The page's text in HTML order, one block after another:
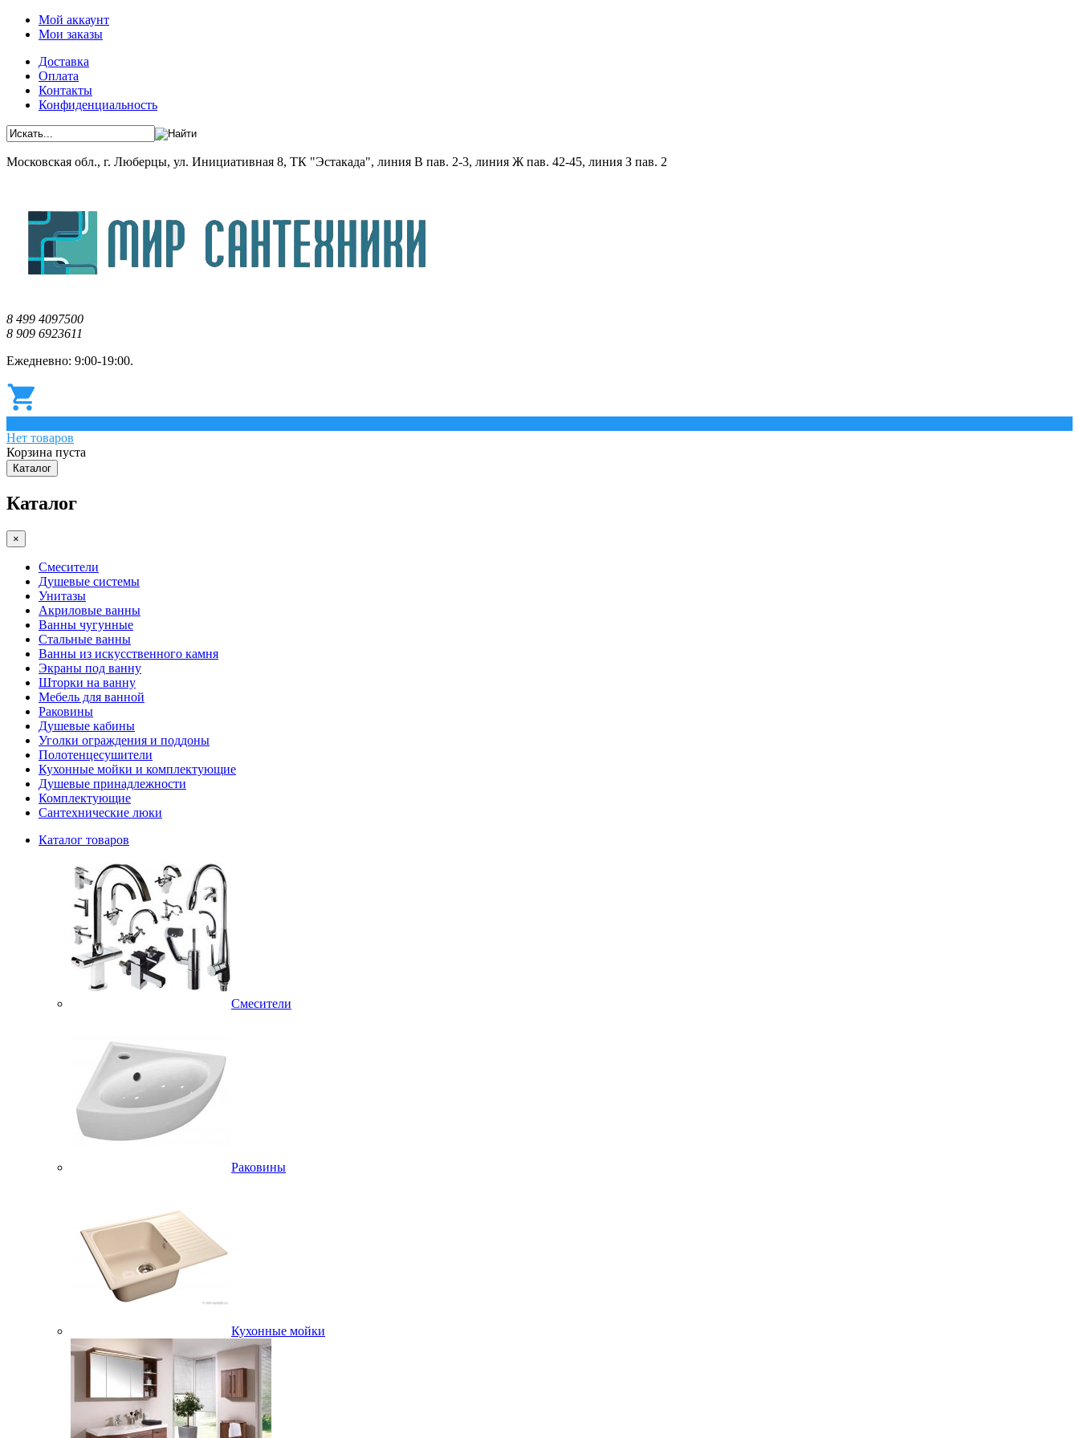
Мой аккаунт
Мои заказы
Доставка
Оплата
Контакты
Конфиденциальность
Московская обл., г. Люберцы, ул. Инициативная 8, ТК "Эстакада", линия В пав. 2-3, линия Ж пав. 42-45, линия З пав. 2
8 499 4097500
8 909 6923611
Ежедневно: 9:00-19:00.
Нет товаров
Корзина пуста
Каталог
Каталог
×
Смесители
Душевые системы
Унитазы
Акриловые ванны
Ванны чугунные
Стальные ванны
Ванны из искусственного камня
Экраны под ванну
Шторки на ванну
Мебель для ванной
Раковины
Душевые кабины
Уголки ограждения и поддоны
Полотенцесушители
Кухонные мойки и комплектующие
Душевые принадлежности
Комплектующие
Сантехнические люки
Каталог товаров
Смесители
Раковины
Кухонные мойки